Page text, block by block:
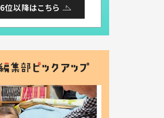
6位以降はこちら